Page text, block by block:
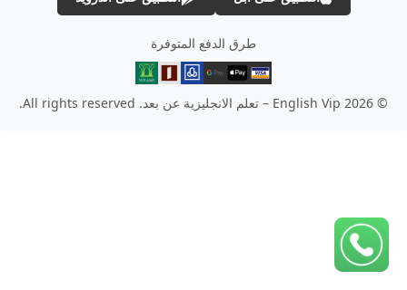
طرق الدفع المتوفرة
© 2026 English Vip – تعلم الانجليزية عن بعد. All rights reserved.